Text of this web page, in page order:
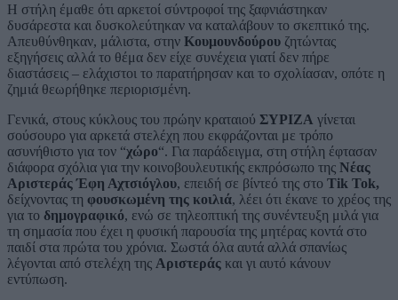
Η στήλη έμαθε ότι αρκετοί σύντροφοί της ξαφνιάστηκαν
δυσάρεστα και δυσκολεύτηκαν να καταλάβουν το σκεπτικό της.
Απευθύνθηκαν, μάλιστα, στην Κουμουνδούρου ζητώντας
εξηγήσεις αλλά το θέμα δεν είχε συνέχεια γιατί δεν πήρε
διαστάσεις – ελάχιστοι το παρατήρησαν και το σχολίασαν, οπότε η
ζημιά θεωρήθηκε περιορισμένη.
Γενικά, στους κύκλους του πρώην κραταιού ΣΥΡΙΖΑ γίνεται
σούσουρο για αρκετά στελέχη που εκφράζονται με τρόπο
ασυνήθιστο για τον “χώρο“. Για παράδειγμα, στη στήλη έφτασαν
διάφορα σχόλια για την κοινοβουλευτικής εκπρόσωπο της Νέας
Αριστεράς Έφη Αχτσιόγλου, επειδή σε βίντεό της στο Tik Tok,
δείχνοντας τη φουσκωμένη της κοιλιά, λέει ότι έκανε το χρέος της
για το δημογραφικό, ενώ σε τηλεοπτική της συνέντευξη μιλά για
τη σημασία που έχει η φυσική παρουσία της μητέρας κοντά στο
παιδί στα πρώτα του χρόνια. Σωστά όλα αυτά αλλά σπανίως
λέγονται από στελέχη της Αριστεράς και γι αυτό κάνουν
εντύπωση.